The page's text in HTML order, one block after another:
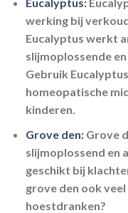
werking bij
Eucalyptus werkt
slijmoplossende
Gebruik
homeopatische
kinderen.
Grove den:Grove
slijmoplossend en
geschikt bij
grove den ook
hoestdranken?